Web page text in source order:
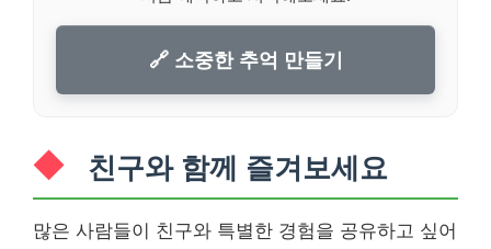
🔗 소중한 추억 만들기
친구와 함께 즐겨보세요
많은 사람들이 친구와 특별한 경험을 공유하고 싶어